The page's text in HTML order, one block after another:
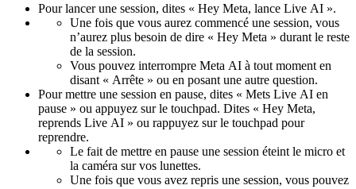
Pour lancer une session, dites « Hey Meta, lance Live AI ».
Une fois que vous aurez commencé une session, vous
n’aurez plus besoin de dire « Hey Meta » durant le reste
de la session.
Vous pouvez interrompre Meta AI à tout moment en
disant « Arrête » ou en posant une autre question.
Pour mettre une session en pause, dites « Mets Live AI en
pause » ou appuyez sur le touchpad. Dites « Hey Meta,
reprends Live AI » ou rappuyez sur le touchpad pour
reprendre.
Le fait de mettre en pause une session éteint le micro et
la caméra sur vos lunettes.
Une fois que vous avez repris une session, vous pouvez